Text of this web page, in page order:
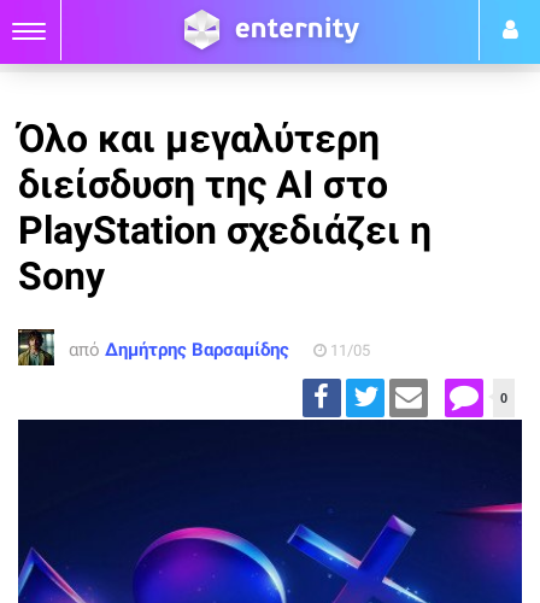
Όλο και μεγαλύτερη
διείσδυση της AI στο
PlayStation σχεδιάζει η
Sony
από Δημήτρης Βαρσαμίδης 11/05
0